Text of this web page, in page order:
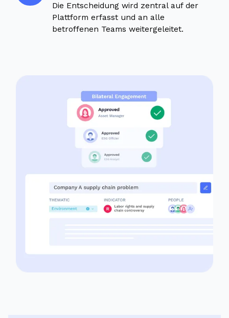
Die Entscheidung wird zentral auf der
Plattform erfasst und an alle
betroffenen Teams weitergeleitet.